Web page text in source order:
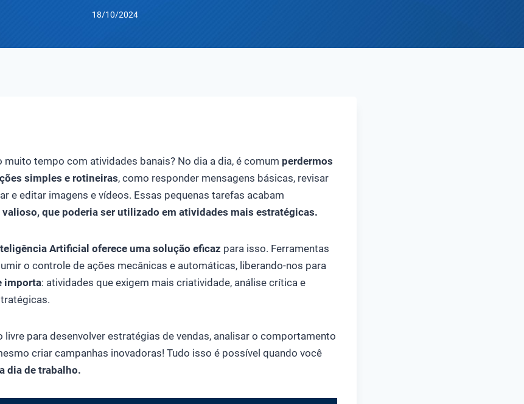
18/10/2024
muito tempo com atividades banais? No dia a dia, é comum perdermos
simples e rotineiras, como responder mensagens básicas, revisar
e editar imagens e vídeos. Essas pequenas tarefas acabam
que poderia ser utilizado em atividades mais estratégicas.
Artificial oferece uma solução eficaz para isso. Ferramentas
o controle de ações mecânicas e automáticas, liberando-nos para
importa: atividades que exigem mais criatividade, análise crítica e
para desenvolver estratégias de vendas, analisar o comportamento
criar campanhas inovadoras! Tudo isso é possível quando você
dia de trabalho.